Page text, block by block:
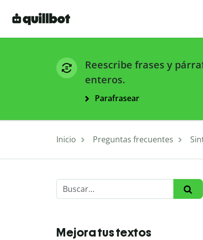
Reescribe frases y
enteros.
Parafrasear
Inicio Preguntas frecuentes
Mejora tus textos